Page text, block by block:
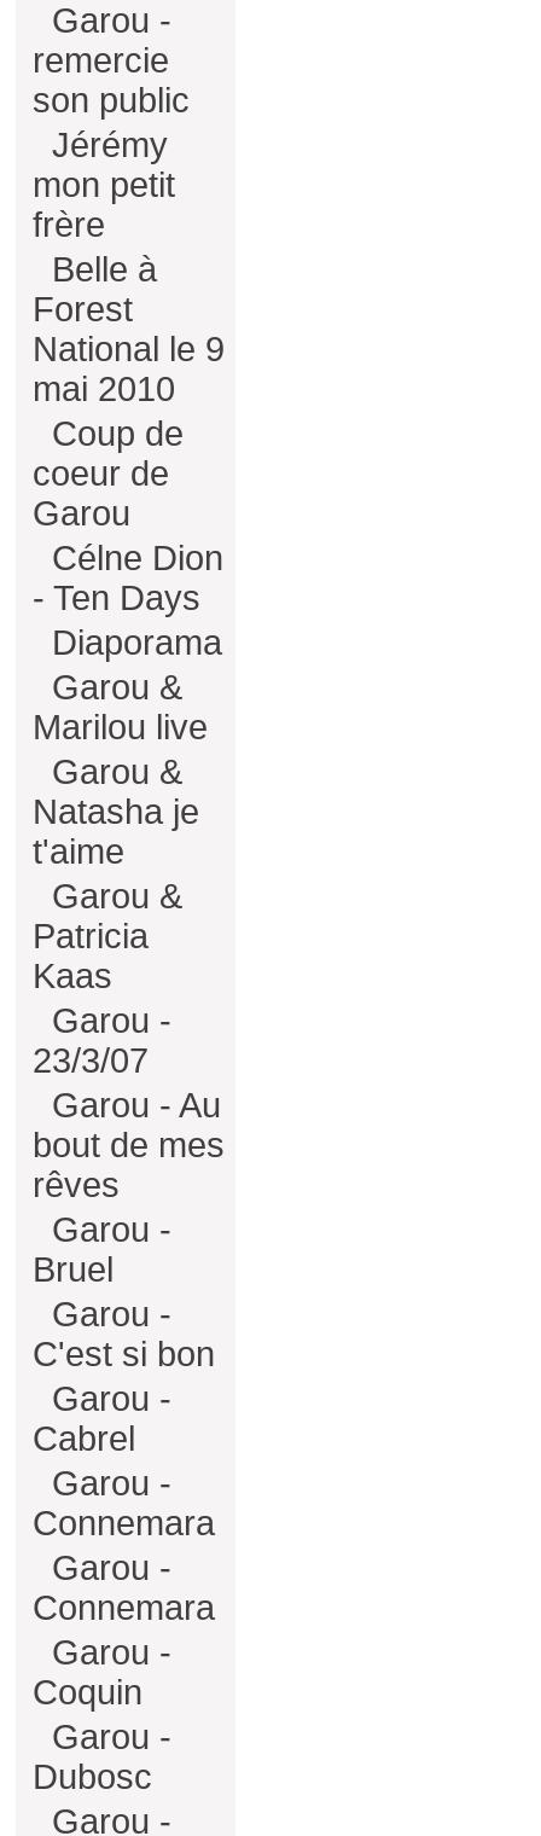
Garou -
remercie
son public
Jérémy
mon petit
frère
Belle à
Forest
National le 9
mai 2010
Coup de
coeur de
Garou
Célne Dion
- Ten Days
Diaporama
Garou &
Marilou live
Garou &
Natasha je
t'aime
Garou &
Patricia
Kaas
Garou -
23/3/07
Garou - Au
bout de mes
rêves
Garou -
Bruel
Garou -
C'est si bon
Garou -
Cabrel
Garou -
Connemara
Garou -
Connemara
Garou -
Coquin
Garou -
Dubosc
Garou -